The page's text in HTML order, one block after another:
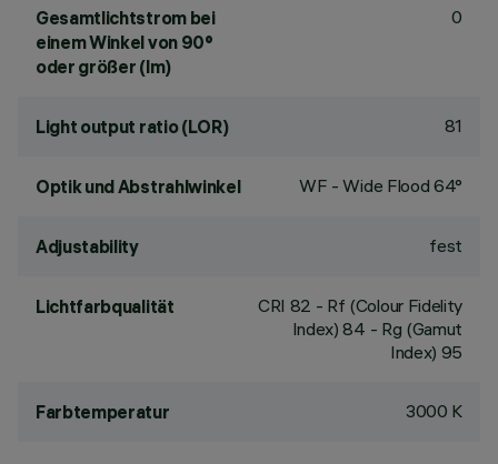
Gesamtlichtstrom bei
einem Winkel von 90°
oder größer (lm)
0
Light output ratio (LOR) 81
Optik und Abstrahlwinkel WF - Wide Flood 64°
Adjustability fest
Lichtfarbqualität CRI 82 - Rf (Colour Fidelity
Index) 84 - Rg (Gamut
Index) 95
Farbtemperatur 3000 K